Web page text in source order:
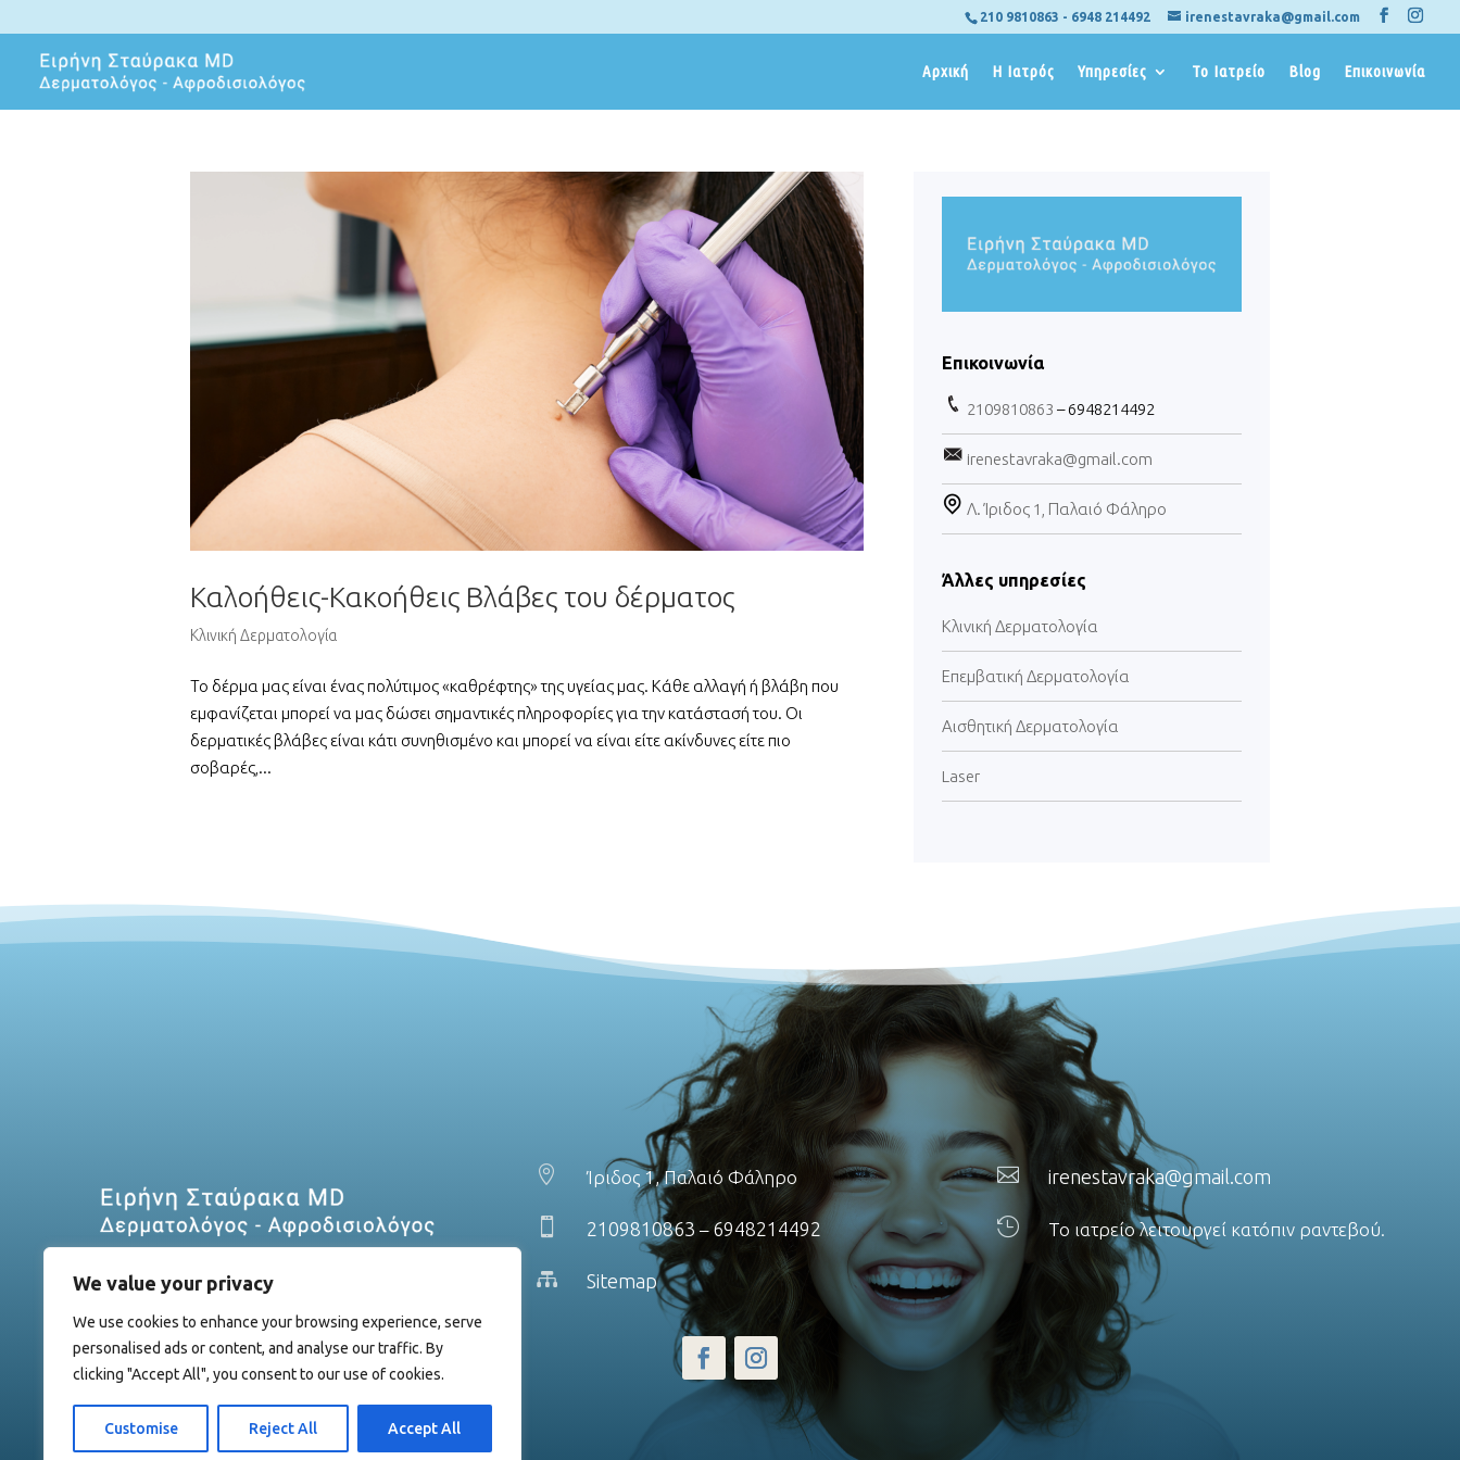
We value your privacy
We use cookies to enhance your browsing experience, serve
personalised ads or content, and analyse our traffic. By
clicking "Accept All", you consent to our use of cookies.
Customise Reject All Accept All
210 9810863 - 6948 214492 irenestavraka@gmail.com
Αρχική Η Ιατρός Υπηρεσίες Το Ιατρείο Blog Επικοινωνία
Καλοήθεις-Κακοήθεις Βλάβες του δέρματος
Κλινική Δερματολογία
Το δέρμα μας είναι ένας πολύτιμος «καθρέφτης» της υγείας μας. Κάθε αλλαγή ή βλάβη που
εμφανίζεται μπορεί να μας δώσει σημαντικές πληροφορίες για την κατάστασή του. Οι
δερματικές βλάβες είναι κάτι συνηθισμένο και μπορεί να είναι είτε ακίνδυνες είτε πιο
σοβαρές,...
Επικοινωνία
2109810863 – 6948214492
irenestavraka@gmail.com
Λ. Ίριδος 1, Παλαιό Φάληρο
Άλλες υπηρεσίες
Κλινική Δερματολογία
Επεμβατική Δερματολογία
Αισθητική Δερματολογία
Laser
 Ίριδος 1, Παλαιό Φάληρο
 2109810863 –6948214492
 Sitemap
 irenestavraka@gmail.com
 Το ιατρείο λειτουργεί κατόπιν ραντεβού.